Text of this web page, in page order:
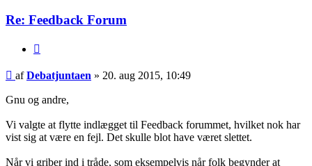
Re: Feedback Forum
Indlæg
afDebatjuntaen » 20. aug 2015, 10:49
Gnu og andre,
Vi valgte at flytte indlægget til Feedback forummet, hvilket nok har
vist sig at være en fejl. Det skulle blot have været slettet.
Når vi griber ind i tråde, som eksempelvis når folk begynder at